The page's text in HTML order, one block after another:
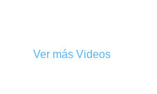
Ver más Videos